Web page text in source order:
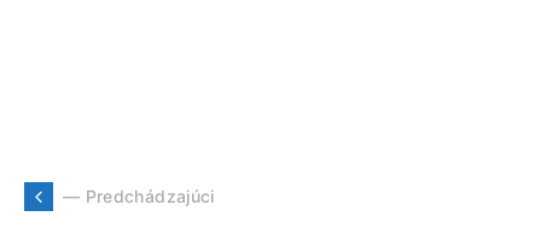
— Predchádzajúci